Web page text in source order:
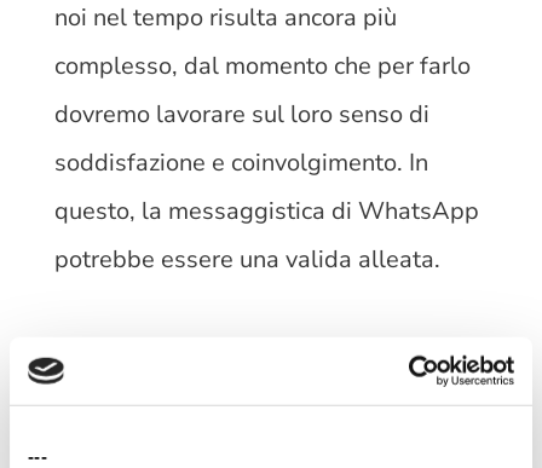
---
noi nel tempo risulta ancora più
complesso, dal momento che per farlo
dovremo lavorare sul loro senso di
soddisfazione e coinvolgimento. In
questo, la messaggistica di WhatsApp
potrebbe essere una valida alleata.
2 – Tasso di conversione
elevato